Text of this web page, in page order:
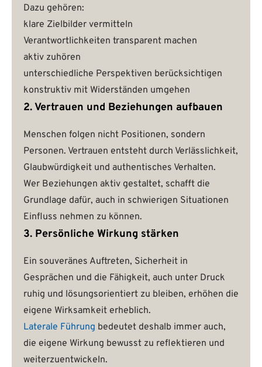
Dazu gehören:
klare Zielbilder vermitteln
Verantwortlichkeiten transparent machen
aktiv zuhören
unterschiedliche Perspektiven berücksichtigen
konstruktiv mit Widerständen umgehen
2. Vertrauen und Beziehungen aufbauen
Menschen folgen nicht Positionen, sondern
Personen. Vertrauen entsteht durch Verlässlichkeit,
Glaubwürdigkeit und authentisches Verhalten.
Wer Beziehungen aktiv gestaltet, schafft die
Grundlage dafür, auch in schwierigen Situationen
Einfluss nehmen zu können.
3. Persönliche Wirkung stärken
Ein souveränes Auftreten, Sicherheit in
Gesprächen und die Fähigkeit, auch unter Druck
ruhig und lösungsorientiert zu bleiben, erhöhen die
eigene Wirksamkeit erheblich.
Laterale Führung bedeutet deshalb immer auch,
die eigene Wirkung bewusst zu reflektieren und
weiterzuentwickeln.